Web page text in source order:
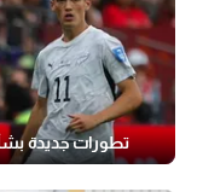
تطورات جديدة